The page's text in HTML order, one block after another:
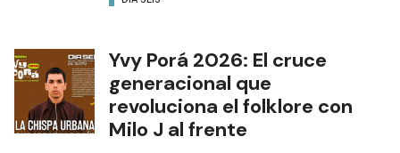
Yvy Porá 2026: El cruce
generacional que
revoluciona el folklore con
Milo J al frente